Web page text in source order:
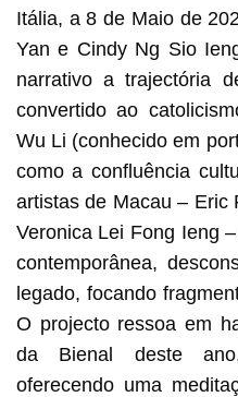
Itália, a 8 de Maio de
Yan e Cindy Ng Sio
narrativo a trajectória
convertido ao
Wu Li (conhecido em
como a confluência
artistas de Macau – Eric
Veronica Lei Fong Ieng
contemporânea,
legado, focando
O projecto ressoa em
da Bienal deste
oferecendo uma